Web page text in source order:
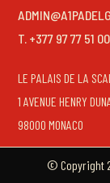
T. +377 97 77 51 00
LE PALAIS DE LA
1 AVENUE HENRY
98000 MONACO
© Copyright